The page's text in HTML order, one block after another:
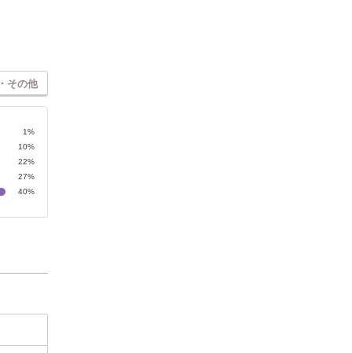
その他
1%
10%
22%
27%
40%